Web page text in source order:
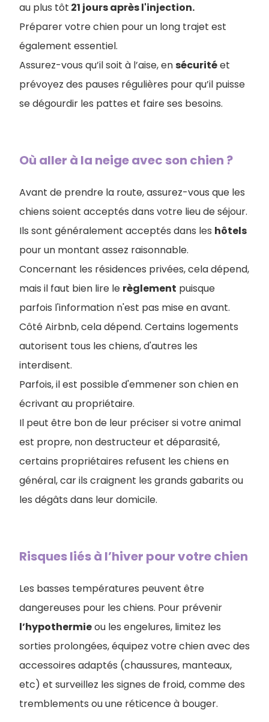
au plus tôt 21 jours après l'injection.
Préparer votre chien pour un long trajet est
également essentiel.
Assurez-vous qu’il soit à l’aise, ensécuritéet
prévoyez des pauses régulières pour qu’il puisse
se dégourdir les pattes et faire ses besoins.
Où aller à la neige avec son chien ?
Avant de prendre la route, assurez-vous que les
chiens soient acceptés dans votre lieu de séjour.
Ils sont généralement acceptés dans les hôtels
pour un montant assez raisonnable.
Concernant les résidences privées, cela dépend,
mais il faut bien lire le règlement puisque
parfois l'information n'est pas mise en avant.
Côté Airbnb, cela dépend. Certains logements
autorisent tous les chiens, d'autres les
interdisent.
Parfois, il est possible d'emmener son chien en
écrivant au propriétaire.
Il peut être bon de leur préciser si votre animal
est propre, non destructeur et déparasité,
certains propriétaires refusent les chiens en
général, car ils craignent les grands gabarits ou
les dégâts dans leur domicile.
Risques liés à l’hiver pour votre chien
Les basses températures peuvent être
dangereuses pour les chiens. Pour prévenir
l’hypothermieou les engelures, limitez les
sorties prolongées, équipez votre chien avec des
accessoires adaptés (chaussures, manteaux,
etc) et surveillez les signes de froid, comme des
tremblements ou une réticence à bouger.